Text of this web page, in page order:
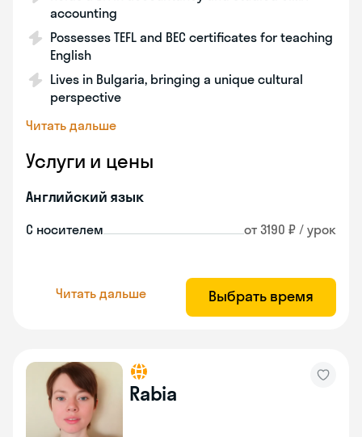
accounting
Possesses TEFL and BEC certificates for teaching
English
Lives in Bulgaria, bringing a unique cultural
perspective
Читать дальше
Услуги и цены
Английский язык
С носителем от 3190 ₽ / урок
Читать дальше Выбрать время
Rabia